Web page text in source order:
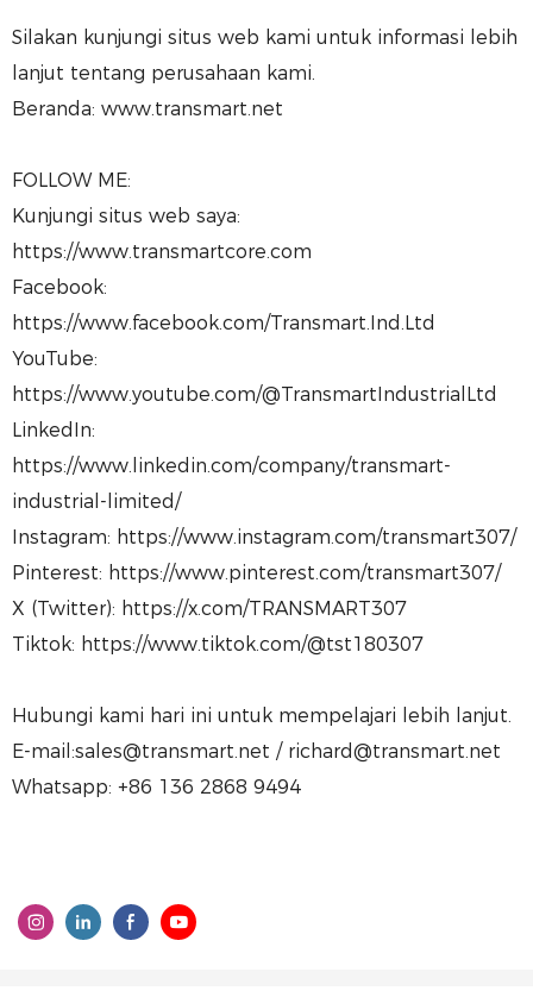
Silakan kunjungi situs web kami untuk informasi lebih
lanjut tentang perusahaan kami.
Beranda: www.transmart.net
FOLLOW ME:
Kunjungi situs web saya:
https://www.transmartcore.com
Facebook:
https://www.facebook.com/Transmart.Ind.Ltd
YouTube:
https://www.youtube.com/@TransmartIndustrialLtd
LinkedIn:
https://www.linkedin.com/company/transmart-
industrial-limited/
Instagram: https://www.instagram.com/transmart307/
Pinterest: https://www.pinterest.com/transmart307/
X (Twitter): https://x.com/TRANSMART307
Tiktok: https://www.tiktok.com/@tst180307
Hubungi kami hari ini untuk mempelajari lebih lanjut.
E-mail:sales@transmart.net / richard@transmart.net
Whatsapp: +86 136 2868 9494